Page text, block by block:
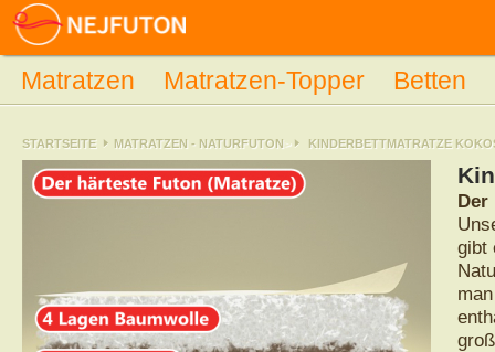
Matratzen Matratzen-Topper Betten
STARTSEITE MATRATZEN - NATURFUTON > KINDERBETTMATRATZE
Der
gibt